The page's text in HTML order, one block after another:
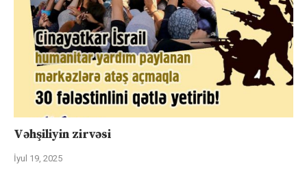
Vəhşiliyin zirvəsi
İyul 19, 2025